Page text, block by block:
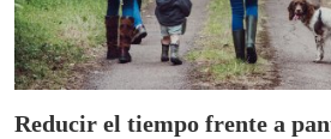
Reducir el tiempo frente a